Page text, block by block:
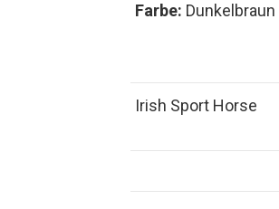
Farbe: Dunkelbraun
Irish Sport Horse